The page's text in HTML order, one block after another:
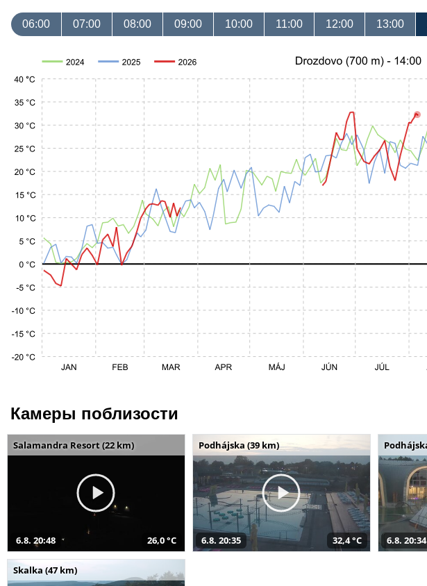
06:00 07:00 08:00 09:00 10:00 11:00 12:00 13:00
Камеры поблизости
Salamandra Resort (22 km)
6.8. 20:48 26,0 °C
Podhájska (39 km)
6.8. 20:35 32,4 °C 6.8. 20:34
Skalka (47 km)